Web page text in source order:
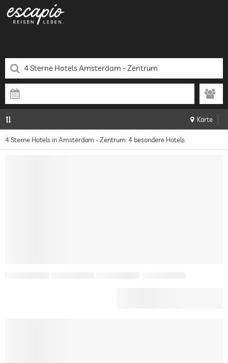
Karte
4 Sterne Hotels in Amsterdam - Zentrum: 4 besondere Hotels